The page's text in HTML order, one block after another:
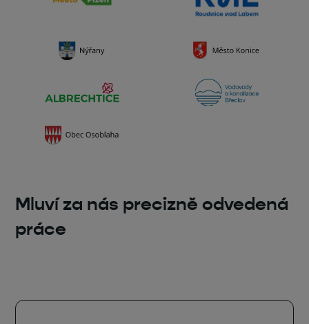
Mluví za nás precizně odvedená
práce